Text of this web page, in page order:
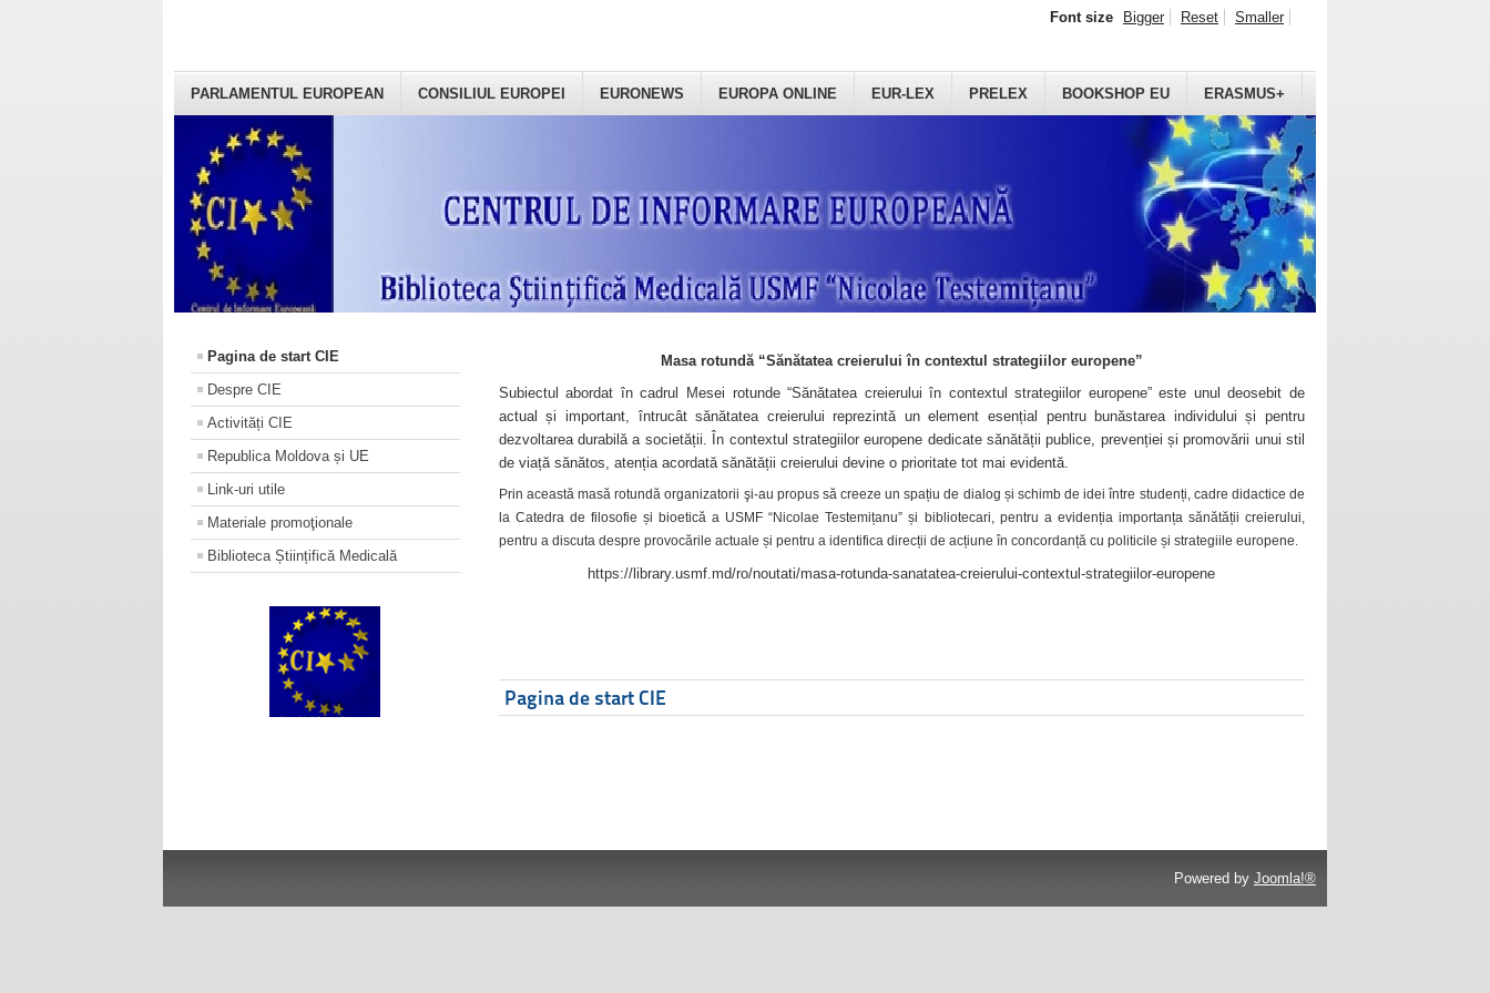
PARLAMENTUL EUROPEAN CONSILIUL EUROPEI EURONEWS EUROPA ONLINE EUR-LEX PRELEX BOOKSHOP EU ERASMUS+
Font size Bigger Reset Smaller
Pagina de start CIE
Despre CIE
Activități CIE
Republica Moldova și UE
Link-uri utile
Materiale promoţionale
Biblioteca Științifică Medicală
Masa rotundă “Sănătatea creierului în contextul strategiilor europene”
Subiectul abordat în cadrul Mesei rotunde “Sănătatea creierului în contextul strategiilor europene” este unul deosebit de
actual și important, întrucât sănătatea creierului reprezintă un element esențial pentru bunăstarea individului și pentru
dezvoltarea durabilă a societății. În contextul strategiilor europene dedicate sănătății publice, prevenției și promovării unui stil
de viață sănătos, atenția acordată sănătății creierului devine o prioritate tot mai evidentă.
Prin această masă rotundă organizatorii şi-au propus să creeze un spațiu de dialog și schimb de idei între studenți, cadre didactice de
la Catedra de filosofie și bioetică a USMF “Nicolae Testemițanu” și bibliotecari, pentru a evidenția importanța sănătății creierului,
pentru a discuta despre provocările actuale și pentru a identifica direcții de acțiune în concordanță cu politicile și strategiile europene.
https://library.usmf.md/ro/noutati/masa-rotunda-sanatatea-creierului-contextul-strategiilor-europene
Pagina de start CIE
Powered by Joomla!®